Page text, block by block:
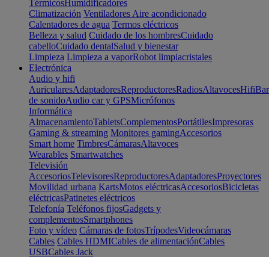
TérmicosHumidificadores
Climatización Ventiladores Aire acondicionado
Calentadores de agua Termos eléctricos
Belleza y salud Cuidado de los hombresCuidado
cabelloCuidado dentalSalud y bienestar
Limpieza Limpieza a vaporRobot limpiacristales
Electrónica
Audio y hifi
AuricularesAdaptadoresReproductoresRadiosAltavocesHifi
de sonidoAudio car y GPSMicrófonos
Informática
AlmacenamientoTabletsComplementosPortátilesImpresoras
Gaming & streaming Monitores gamingAccesorios
Smart home TimbresCámarasAltavoces
Wearables Smartwatches
Televisión
AccesoriosTelevisoresReproductoresAdaptadoresProyectores
Movilidad urbana KartsMotos eléctricasAccesoriosBicicletas
eléctricasPatinetes eléctricos
Telefonía Teléfonos fijosGadgets y
complementosSmartphones
Foto y vídeo Cámaras de fotosTrípodesVideocámaras
Cables Cables HDMICables de alimentaciónCables
USBCables Jack